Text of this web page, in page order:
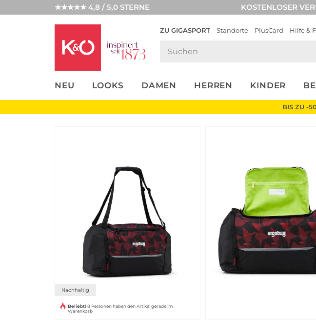
★★★★★ 4,8 / 5,0 STERNE KOSTENLOSER
ZU GIGASPORT Standorte PlusCard Hilfe &
NEU LOOKS DAMEN HERREN KINDER
UNSERE APP
CLICK &
BIS ZU -
Nachhaltig
Beliebt! 8 Personen haben den Artikel gerade im
Warenkorb